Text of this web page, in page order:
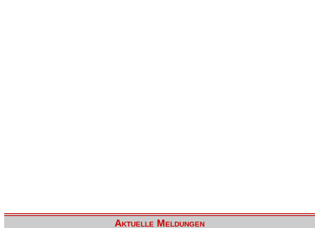
Aktuelle Meldungen